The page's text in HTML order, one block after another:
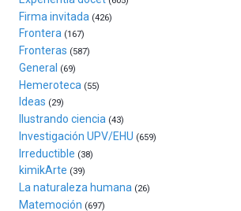
la
ciudad
de
monólogos,
exposiciones,
conferencias,
docufórums
y
espectáculos
del
16
de
Firma invitada (426)
Frontera (167)
Fronteras (587)
General (69)
Hemeroteca (55)
Ideas (29)
Ilustrando ciencia (43)
Investigación UPV/EHU (659)
Irreductible (38)
kimikArte (39)
La naturaleza humana (26)
Matemoción (697)